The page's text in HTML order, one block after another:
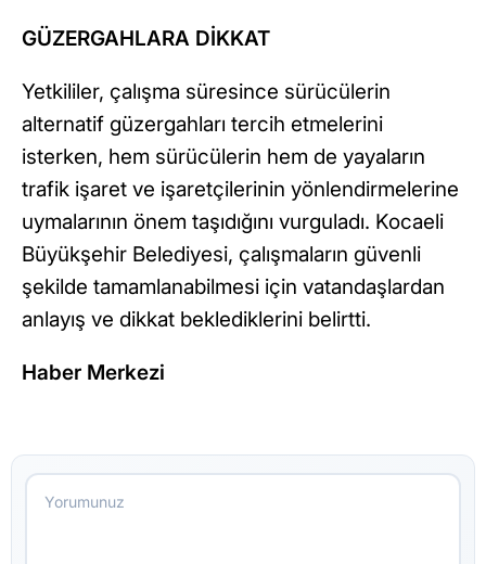
GÜZERGAHLARA DİKKAT
Yetkililer, çalışma süresince sürücülerin
alternatif güzergahları tercih etmelerini
isterken, hem sürücülerin hem de yayaların
trafik işaret ve işaretçilerinin yönlendirmelerine
uymalarının önem taşıdığını vurguladı. Kocaeli
Büyükşehir Belediyesi, çalışmaların güvenli
şekilde tamamlanabilmesi için vatandaşlardan
anlayış ve dikkat beklediklerini belirtti.
Haber Merkezi